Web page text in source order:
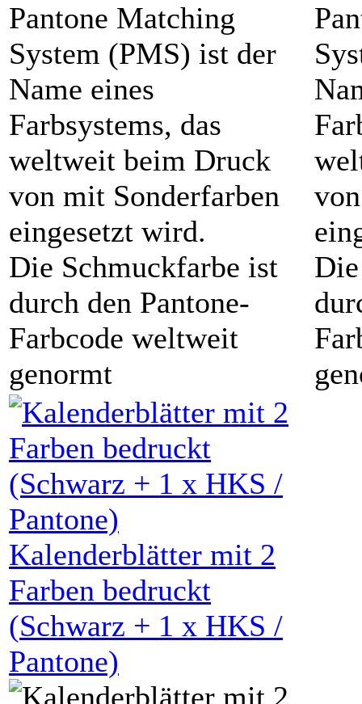
Pantone Matching
System (PMS) ist der
Name eines
Farbsystems, das
weltweit beim Druck
von mit Sonderfarben
eingesetzt wird.
Die Schmuckfarbe ist
durch den Pantone-
Farbcode weltweit
genormt
Kalenderblätter mit 2
Farben bedruckt
(Schwarz + 1 x HKS /
Pantone)